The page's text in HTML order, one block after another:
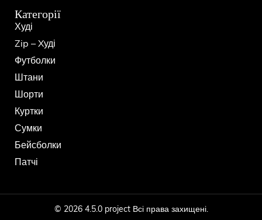
Категорії
Худі
Zip – Xуді
Футболки
Штани
Шорти
Куртки
Сумки
Бейсболки
Патчі
© 2026 4.5.0 project Всі права захищені.